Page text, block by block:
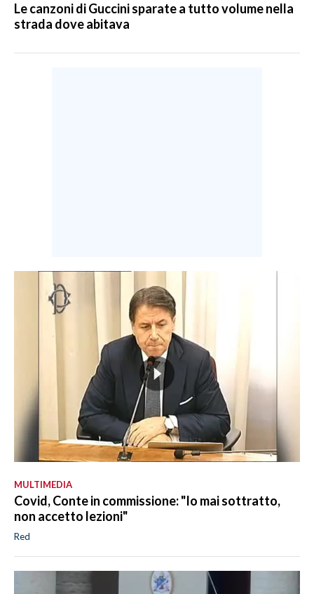
Le canzoni di Guccini sparate a tutto volume nella
strada dove abitava
MULTIMEDIA
Covid, Conte in commissione: "Io mai sottratto,
non accetto lezioni"
Red